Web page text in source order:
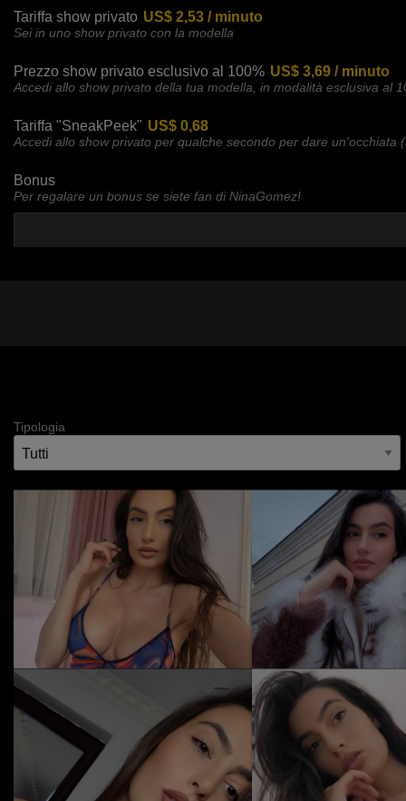
Tariffa show privato US$ 2,53 / minuto
Sei in uno show privato con la modella
Prezzo show privato esclusivo al 100% US$ 3,69 / minuto
Accedi allo show privato della tua modella, in modalità esclusiva al
Tariffa "SneakPeek" US$ 0,68
Accedi allo show privato per qualche secondo per dare un'occhiata
Bonus
Per regalare un bonus se siete fan di NinaGomez!
Tipologia